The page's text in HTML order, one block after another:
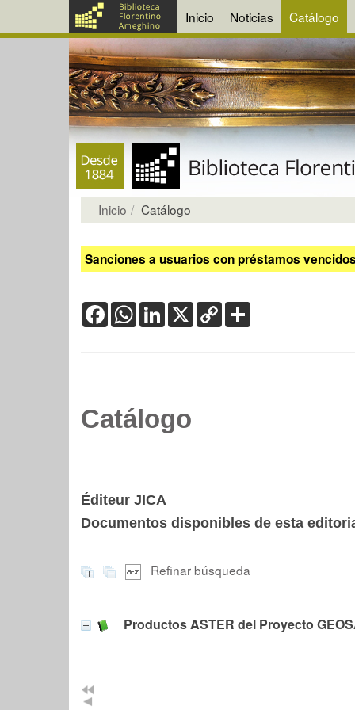
Inicio Noticias Catálogo
Inicio Catálogo
Sanciones a usuarios con préstamos
FacebookWhatsApp
LinkedIn
X Copy
Link
Catálogo
Éditeur JICA
Documentos disponibles de esta
Refinar búsqueda
Productos ASTER del Proyecto